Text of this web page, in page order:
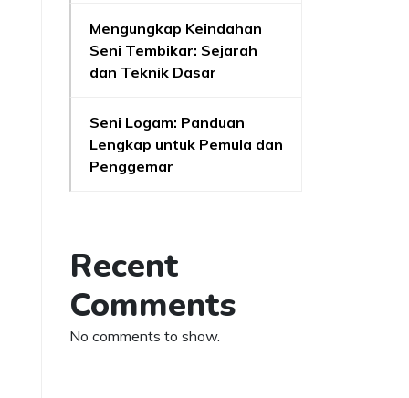
Mengungkap Keindahan
Seni Tembikar: Sejarah
dan Teknik Dasar
Seni Logam: Panduan
Lengkap untuk Pemula dan
Penggemar
Recent
Comments
No comments to show.